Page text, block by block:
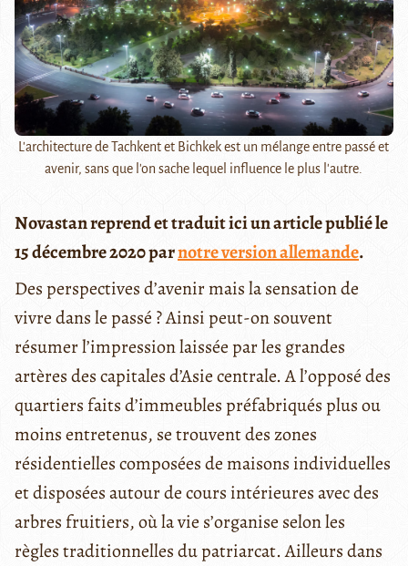
L'architecture de Tachkent et Bichkek est un mélange entre passé et
avenir, sans que l'on sache lequel influence le plus l'autre.
Novastan reprend et traduit ici un article publié le
15 décembre 2020 parnotre version allemande.
Des perspectives d’avenir mais la sensation de
vivre dans le passé ? Ainsi peut-on souvent
résumer l’impression laissée par les grandes
artères des capitales d’Asie centrale. A l’opposé des
quartiers faits d’immeubles préfabriqués plus ou
moins entretenus, se trouvent des zones
résidentielles composées de maisons individuelles
et disposées autour de cours intérieures avec des
arbres fruitiers, où la vie s’organise selon les
règles traditionnelles du patriarcat. Ailleurs dans